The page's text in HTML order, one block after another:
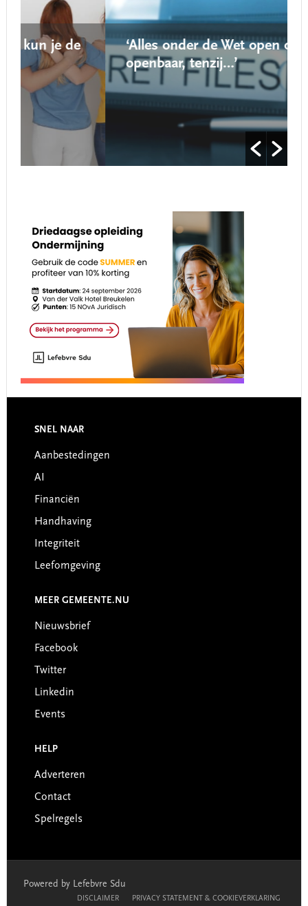
‘Alles onder de Wet open overheid is
openbaar, tenzij…’
Footer
SNEL NAAR
Aanbestedingen
AI
Financiën
Handhaving
Integriteit
Leefomgeving
MEER GEMEENTE.NU
Nieuwsbrief
Facebook
Twitter
Linkedin
Events
HELP
Adverteren
Contact
Spelregels
Powered by Lefebvre Sdu
DISCLAIMER PRIVACY STATEMENT & COOKIEVERKLARING